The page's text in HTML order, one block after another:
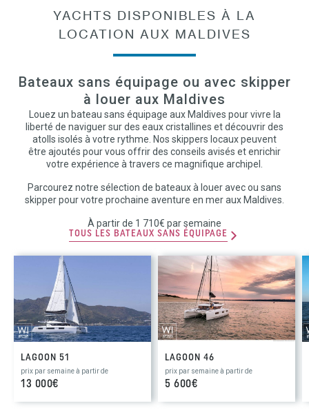
YACHTS DISPONIBLES À LA
LOCATION AUX MALDIVES
Bateaux sans équipage ou avec skipper
à louer aux Maldives
Louez un bateau sans équipage aux Maldives pour vivre la
liberté de naviguer sur des eaux cristallines et découvrir des
atolls isolés à votre rythme. Nos skippers locaux peuvent
être ajoutés pour vous offrir des conseils avisés et enrichir
votre expérience à travers ce magnifique archipel.
Parcourez notre sélection de bateaux à louer avec ou sans
skipper pour votre prochaine aventure en mer aux Maldives.
À partir de 1 710€ par semaine
TOUS LES BATEAUX SANS ÉQUIPAGE
LAGOON 51
prix par semaine à partir de
13 000€
LAGOON 46
prix par semaine à partir de
5 600€